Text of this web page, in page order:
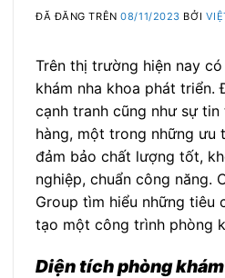
ĐÃ ĐĂNG TRÊN08/11/2023 BỞI
Trên thị trường hiện nay
khám nha khoa phát
cạnh tranh cũng như sự
hàng, một trong những ưu
đảm bảo chất lượng tốt,
nghiệp, chuẩn công năng.
Group tìm hiểu những tiêu
tạo một công trình phòng
Diện tích phòng